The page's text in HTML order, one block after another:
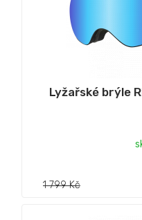
Lyžařské brýle
1 799 Kč